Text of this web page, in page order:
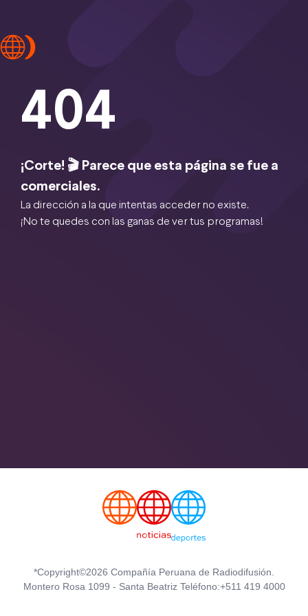
404
¡Corte! 🎬 Parece que esta página se fue a
comerciales.
La dirección a la que intentas acceder no existe.
¡No te quedes con las ganas de ver tus programas!
*Copyright©2026 Compañía Peruana de Radiodifusión.
Montero Rosa 1099 - Santa Beatriz Teléfono:+511 419 4000